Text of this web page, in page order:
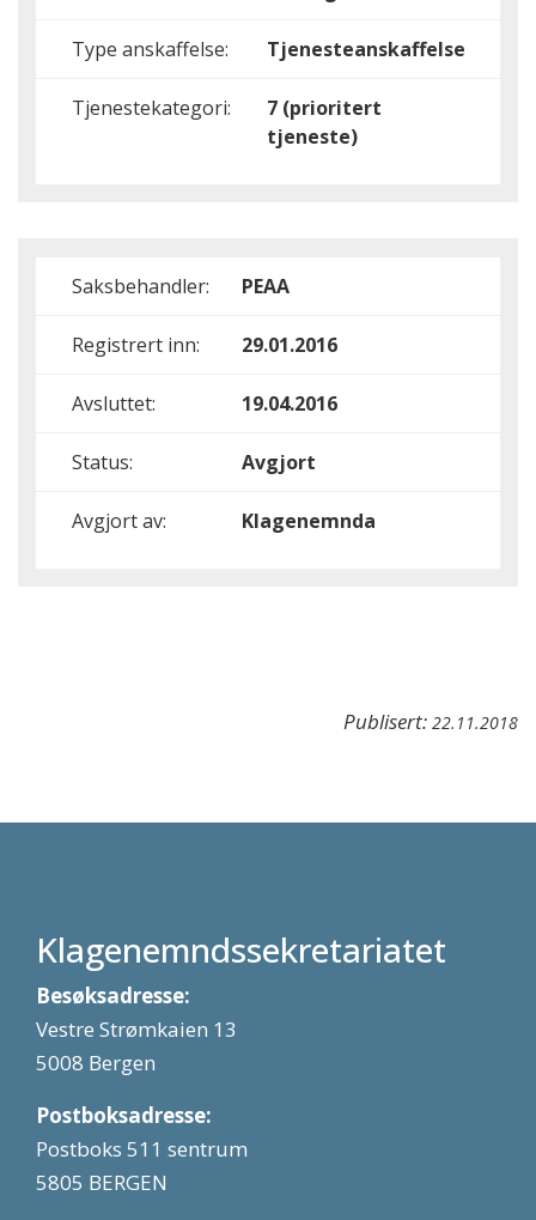
Type anskaffelse: Tjenesteanskaffelse
Tjenestekategori:
7 (prioritert
tjeneste)
Saksbehandler: PEAA
Registrert inn: 29.01.2016
Avsluttet: 19.04.2016
Status: Avgjort
Avgjort av: Klagenemnda
Publisert: 22.11.2018
Klagenemndssekretariatet
Besøksadresse:
Vestre Strømkaien 13
5008 Bergen
Postboksadresse:
Postboks 511 sentrum
5805 BERGEN